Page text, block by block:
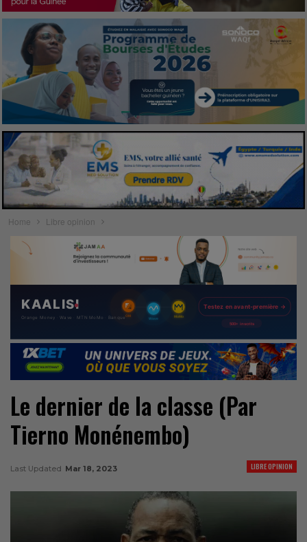
Home Libre opinion
Le dernier de la classe (Par
Tierno Monénembo)
LIBRE OPINION
Last Updated Mar 18, 2023